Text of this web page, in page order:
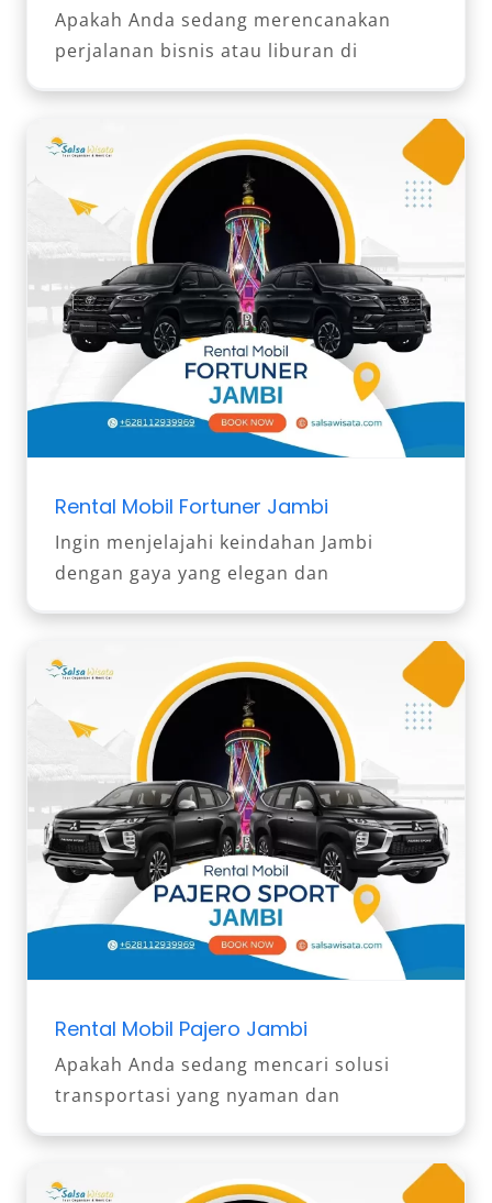
Apakah Anda sedang merencanakan
perjalanan bisnis atau liburan di
Rental Mobil Fortuner Jambi
Ingin menjelajahi keindahan Jambi
dengan gaya yang elegan dan
Rental Mobil Pajero Jambi
Apakah Anda sedang mencari solusi
transportasi yang nyaman dan